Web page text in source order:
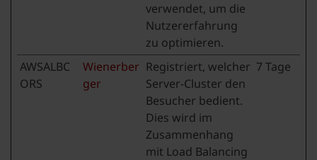
verwendet, um die
Nutzererfahrung
zu optimieren.
AWSALBC
ORS
Wienerber
ger
Registriert, welcher
Server-Cluster den
Besucher bedient.
Dies wird im
Zusammenhang
mit Load Balancing
7 Tage